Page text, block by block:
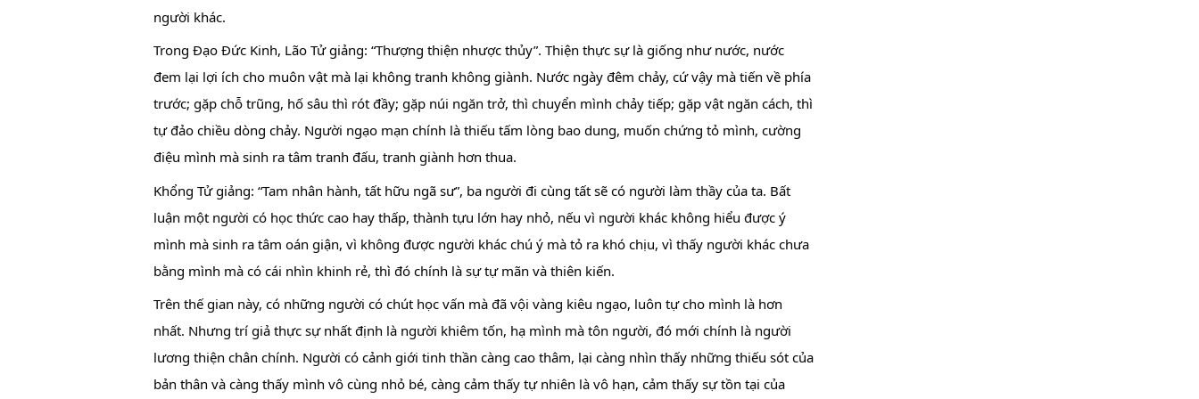
người khác.
Trong Đạo Đức Kinh, Lão Tử giảng: “Thượng thiện nhược thủy”. Thiện thực sự là giống như nước, nước
đem lại lợi ích cho muôn vật mà lại không tranh không giành. Nước ngày đêm chảy, cứ vậy mà tiến về phía
trước; gặp chỗ trũng, hố sâu thì rót đầy; gặp núi ngăn trở, thì chuyển mình chảy tiếp; gặp vật ngăn cách, thì
tự đảo chiều dòng chảy. Người ngạo mạn chính là thiếu tấm lòng bao dung, muốn chứng tỏ mình, cường
điệu mình mà sinh ra tâm tranh đấu, tranh giành hơn thua.
Khổng Tử giảng: “Tam nhân hành, tất hữu ngã sư”, ba người đi cùng tất sẽ có người làm thầy của ta. Bất
luận một người có học thức cao hay thấp, thành tựu lớn hay nhỏ, nếu vì người khác không hiểu được ý
mình mà sinh ra tâm oán giận, vì không được người khác chú ý mà tỏ ra khó chịu, vì thấy người khác chưa
bằng mình mà có cái nhìn khinh rẻ, thì đó chính là sự tự mãn và thiên kiến.
Trên thế gian này, có những người có chút học vấn mà đã vội vàng kiêu ngạo, luôn tự cho mình là hơn
nhất. Nhưng trí giả thực sự nhất định là người khiêm tốn, hạ mình mà tôn người, đó mới chính là người
lương thiện chân chính. Người có cảnh giới tinh thần càng cao thâm, lại càng nhìn thấy những thiếu sót của
bản thân và càng thấy mình vô cùng nhỏ bé, càng cảm thấy tự nhiên là vô hạn, cảm thấy sự tồn tại của